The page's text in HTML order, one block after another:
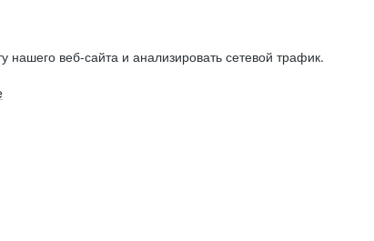
веб-сайта и анализировать сетевой трафик.